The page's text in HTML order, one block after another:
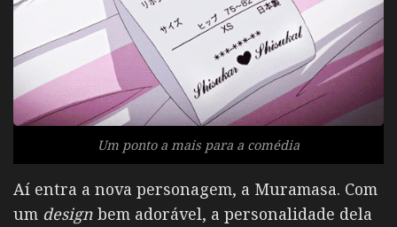
Um ponto a mais para a comédia
Aí entra a nova personagem, a Muramasa. Com
um design bem adorável, a personalidade dela